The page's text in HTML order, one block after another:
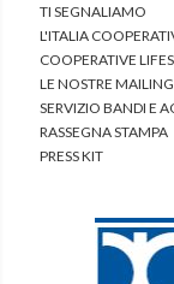
TI SEGNALIAMO
L'ITALIA
COOPERATIVE
LE NOSTRE
SERVIZIO BANDI E
RASSEGNA STAMPA
PRESS KIT